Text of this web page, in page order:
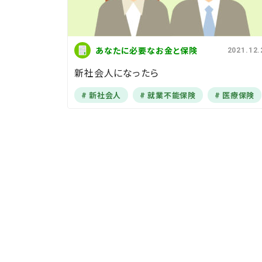
あなたに必要なお金と保険
新社会人になったら
新社会人 就業不能保険 医療保険